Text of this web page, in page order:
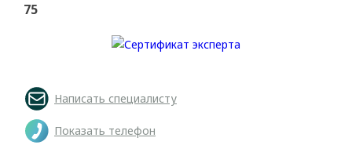
75
Написать специалисту
Показать телефон